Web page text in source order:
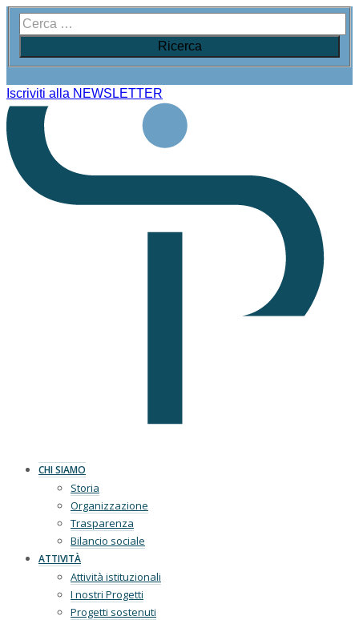
Iscriviti alla NEWSLETTER
CHI SIAMO
Storia
Organizzazione
Trasparenza
Bilancio sociale
ATTIVITÀ
Attività istituzionali
I nostri Progetti
Progetti sostenuti